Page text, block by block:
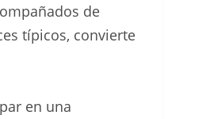
de
típicos, convierte
en una